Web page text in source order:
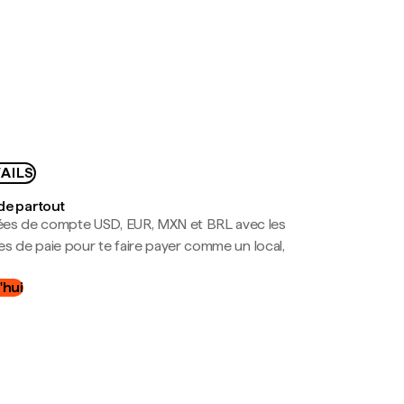
partout
de compte USD, EUR, MXN et BRL avec les
de paie pour te faire payer comme un local,